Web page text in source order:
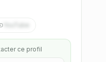
ce profil